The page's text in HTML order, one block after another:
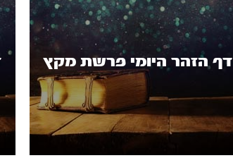
דף הזהר היומי פרשת מקץ